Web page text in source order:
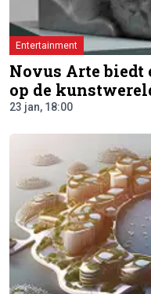
Entertainment
Novus Arte
op de
23 jan, 18:00